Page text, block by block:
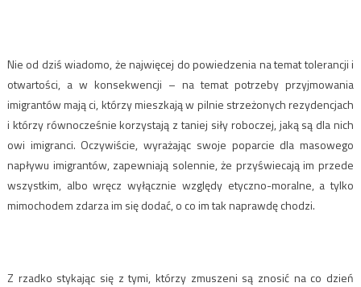
Nie od dziś wiadomo, że najwięcej do powiedzenia na temat tolerancji i
otwartości, a w konsekwencji – na temat potrzeby przyjmowania
imigrantów mają ci, którzy mieszkają w pilnie strzeżonych rezydencjach
i którzy równocześnie korzystają z taniej siły roboczej, jaką są dla nich
owi imigranci. Oczywiście, wyrażając swoje poparcie dla masowego
napływu imigrantów, zapewniają solennie, że przyświecają im przede
wszystkim, albo wręcz wyłącznie względy etyczno-moralne, a tylko
mimochodem zdarza im się dodać, o co im tak naprawdę chodzi.
Z rzadko stykając się z tymi, którzy zmuszeni są znosić na co dzień